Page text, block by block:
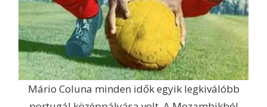
Mário Coluna minden idők egyik legkiválóbb